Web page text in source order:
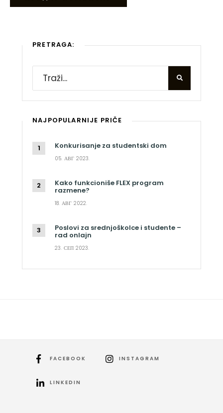
PRETRAGA:
NAJPOPULARNIJE PRIČE
Konkurisanje za studentski dom
05. АВГ 2023.
Kako funkcioniše FLEX program
razmene?
18. АВГ 2022.
Poslovi za srednjoškolce i studente –
rad onlajn
23. СЕП 2023.
FACEBOOK INSTAGRAM
LINKEDIN